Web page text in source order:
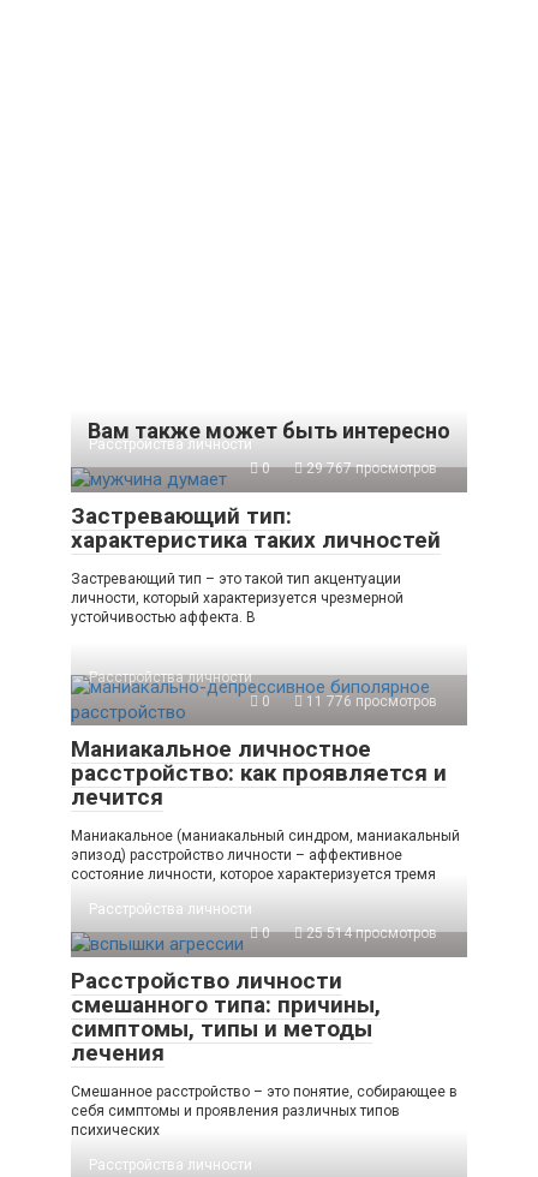
Вам также может быть интересно
Расстройства личности
0
29 767 просмотров
Застревающий тип:
характеристика таких личностей
Застревающий тип – это такой тип акцентуации
личности, который характеризуется чрезмерной
устойчивостью аффекта. В
Расстройства личности
0
11 776 просмотров
Маниакальное личностное
расстройство: как проявляется и
лечится
Маниакальное (маниакальный синдром, маниакальный
эпизод) расстройство личности – аффективное
состояние личности, которое характеризуется тремя
Расстройства личности
0
25 514 просмотров
Расстройство личности
смешанного типа: причины,
симптомы, типы и методы
лечения
Смешанное расстройство – это понятие, собирающее в
себя симптомы и проявления различных типов
психических
Расстройства личности